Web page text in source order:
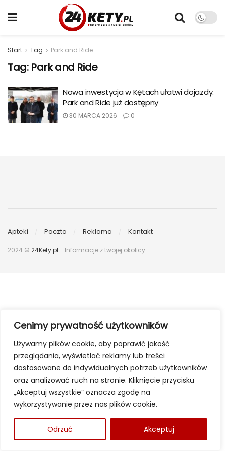
Cenimy prywatność użytkowników
Używamy plików cookie, aby poprawić jakość
przeglądania, wyświetlać reklamy lub treści
dostosowane do indywidualnych potrzeb użytkowników
oraz analizować ruch na stronie. Kliknięcie przycisku
„Akceptuj wszystkie” oznacza zgodę na
wykorzystywanie przez nas plików cookie.
Odrzuć Akceptuj
Start Tag Park and Ride
Tag: Park and Ride
Nowa inwestycja w Kętach ułatwi dojazdy.
Park and Ride już dostępny
30 MARCA 2026 0
Apteki Poczta Reklama Kontakt
2024 © 24Kety.pl - Informacje z twojej okolicy